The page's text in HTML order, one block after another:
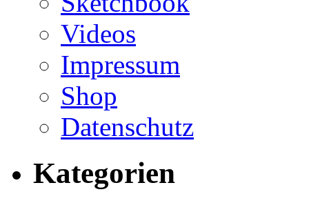
Videos
Impressum
Shop
Datenschutz
Kategorien